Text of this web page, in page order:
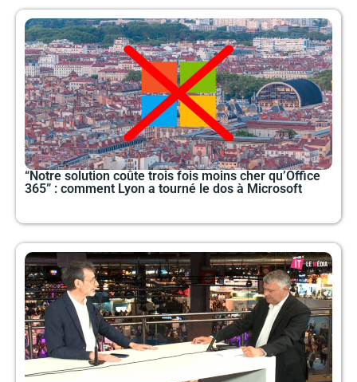
“Notre solution coûte trois fois moins cher qu’Office
365” : comment Lyon a tourné le dos à Microsoft